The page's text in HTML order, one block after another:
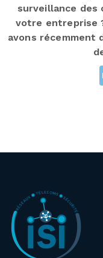
surveillance des
votre entreprise
avons récemment